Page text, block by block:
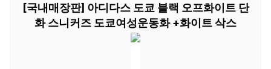
[국내매장판] 아디다스 도쿄 블랙 오프화이트 단
화 스니커즈 도쿄여성운동화 +화이트 삭스